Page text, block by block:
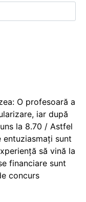
O profesoară a
iar după
la 8.70 / Astfel
sunt
să vină la
financiare sunt
concurs